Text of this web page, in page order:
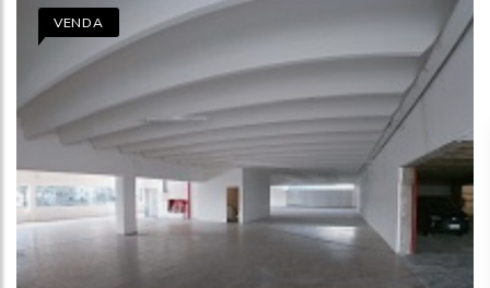
VENDA